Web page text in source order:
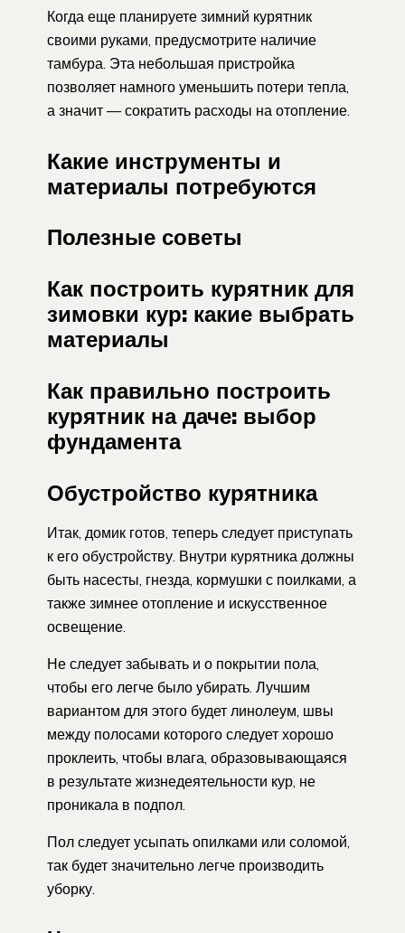
Когда еще планируете зимний курятник
своими руками, предусмотрите наличие
тамбура. Эта небольшая пристройка
позволяет намного уменьшить потери тепла,
а значит — сократить расходы на отопление.
Какие инструменты и
материалы потребуются
Полезные советы
Как построить курятник для
зимовки кур: какие выбрать
материалы
Как правильно построить
курятник на даче: выбор
фундамента
Обустройство курятника
Итак, домик готов, теперь следует приступать
к его обустройству. Внутри курятника должны
быть насесты, гнезда, кормушки с поилками, а
также зимнее отопление и искусственное
освещение.
Не следует забывать и о покрытии пола,
чтобы его легче было убирать. Лучшим
вариантом для этого будет линолеум, швы
между полосами которого следует хорошо
проклеить, чтобы влага, образовывающаяся
в результате жизнедеятельности кур, не
проникала в подпол.
Пол следует усыпать опилками или соломой,
так будет значительно легче производить
уборку.